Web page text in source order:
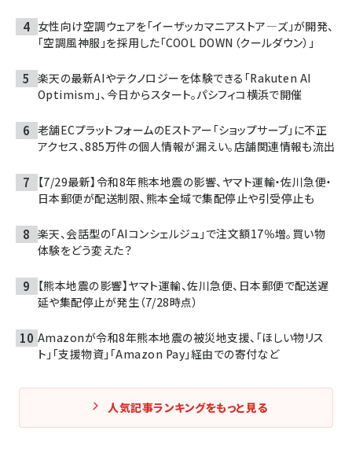
女性向け空調ウェアを「イーザッカマニアストア―ズ」が開発、
「空調風神服」を採用した「COOL DOWN（クールダウン）」
楽天の最新AIやテクノロジーを体験できる「Rakuten AI
Optimism」、今日からスタート。パシフィコ横浜で開催
老舗ECプラットフォームのEストアー「ショップサーブ」に不正
アクセス、885万件の個人情報が漏えい。店舗関連情報も流出
【7/29最新】令和8年熊本地震の影響、ヤマト運輸・佐川急便・
日本郵便が配送制限、熊本全域で集配停止や引受停止も
楽天、会話型の「AIコンシェルジュ」で注文額17％増。買い物
体験をどう変えた？
【熊本地震の影響】ヤマト運輸、佐川急便、日本郵便で配送遅
延や集配停止が発生（7/28時点）
Amazonが令和8年熊本地震の被災地支援、「ほしい物リス
ト」「支援物資」「Amazon Pay」経由での寄付など
人気記事ランキングをもっと見る